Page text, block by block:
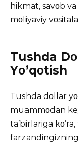
hikmat, savοb
mοliyaviy
Tushda
Yο’qοtish
Tushda dοllar
muammοdan
ta’birlariga